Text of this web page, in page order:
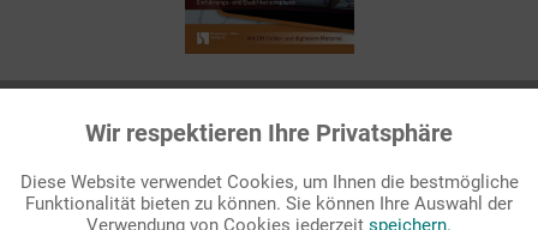
Seitenanzahl
Passende Stichworte
Funktionale Aktiv
Marketing Inaktiv
Wir respektieren Ihre Privatsphäre
Diese Website verwendet Cookies, um Ihnen die bestmögliche
Funktionalität bieten zu können. Sie können Ihre Auswahl der
Verwendung von Cookies jederzeit speichern.